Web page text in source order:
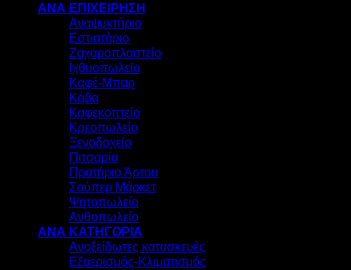
ΑΝΑ ΕΠΙΧΕΙΡΗΣΗ
Αναψυκτήριο
Εστιατόριο
Ζαχαροπλαστείο
Ιχθυοπωλείο
Καφέ-Μπαρ
Κάβα
Καφεκοπτείο
Κρεοπωλείο
Ξενοδοχείο
Πιτσαρία
Πρατήριο Άρτου
Σούπερ Μάρκετ
Ψητοπωλείο
Ανθοπωλείο
ΑΝΑ ΚΑΤΗΓΟΡΙΑ
Ανοξείδωτες κατασκευές
Εξαερισμός-Κλιματισμός